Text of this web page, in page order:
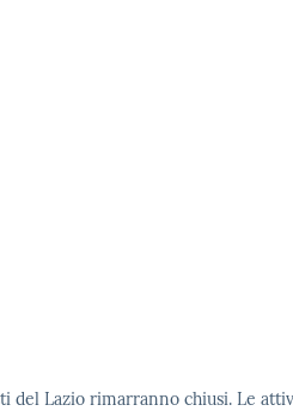
Lazio rimarranno chiusi. Le